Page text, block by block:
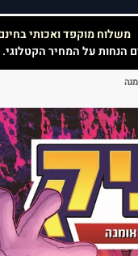
משלוח מוקפד ואכותי
הנחות על המחיר